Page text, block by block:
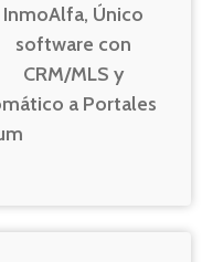
InmoAlfa, Único
software con
CRM/MLS y
a Portales